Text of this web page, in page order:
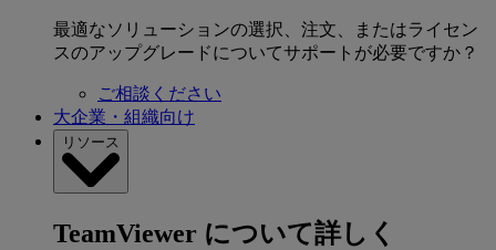
最適なソリューションの選択、注文、またはライセン
スのアップグレードについてサポートが必要ですか？
ご相談ください
大企業・組織向け
リソース
TeamViewer について詳しく